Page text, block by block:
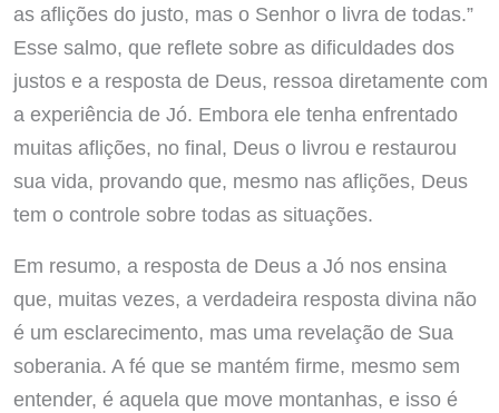
as aflições do justo, mas o Senhor o livra de todas.”
Esse salmo, que reflete sobre as dificuldades dos
justos e a resposta de Deus, ressoa diretamente com
a experiência de Jó. Embora ele tenha enfrentado
muitas aflições, no final, Deus o livrou e restaurou
sua vida, provando que, mesmo nas aflições, Deus
tem o controle sobre todas as situações.
Em resumo, a resposta de Deus a Jó nos ensina
que, muitas vezes, a verdadeira resposta divina não
é um esclarecimento, mas uma revelação de Sua
soberania. A fé que se mantém firme, mesmo sem
entender, é aquela que move montanhas, e isso é